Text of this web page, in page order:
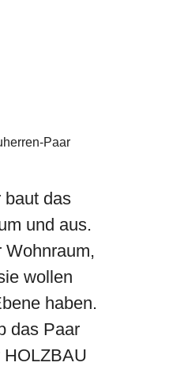
Paar
baut das
und aus.
Wohnraum,
wollen
haben.
das Paar
HOLZBAU